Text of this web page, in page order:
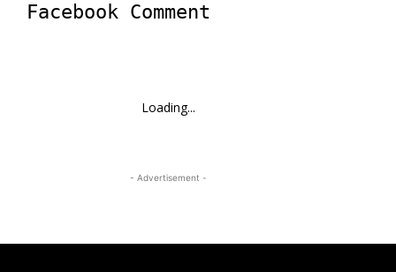
Facebook Comment
Loading...
- Advertisement -